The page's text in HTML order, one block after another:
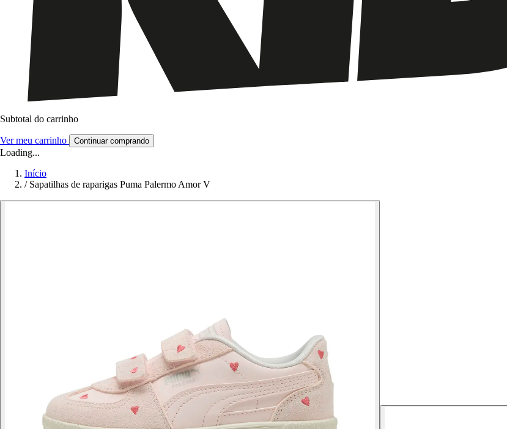
Subtotal do carrinho
Ver meu carrinho Continuar comprando
Loading...
Início
/ Sapatilhas de raparigas Puma Palermo Amor V